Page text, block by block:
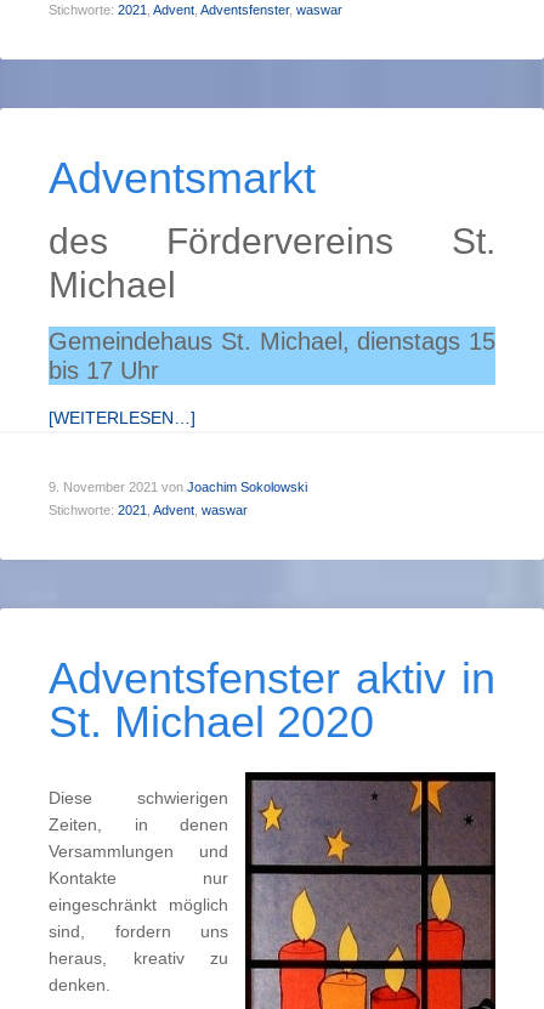
Stichworte: 2021 Advent Adventsfenster, waswar
Adventsmarkt
des Fördervereins St.
Michael
Gemeindehaus St. Michael, dienstags 15
bis 17 Uhr
[WEITERLESEN…]
9. November 2021 von Joachim Sokolowski
Stichworte: 2021 Advent waswar
Adventsfenster aktiv in
St. Michael 2020
Diese schwierigen
Zeiten, in denen
Versammlungen und
Kontakte nur
eingeschränkt möglich
sind, fordern uns
heraus, kreativ zu
denken.